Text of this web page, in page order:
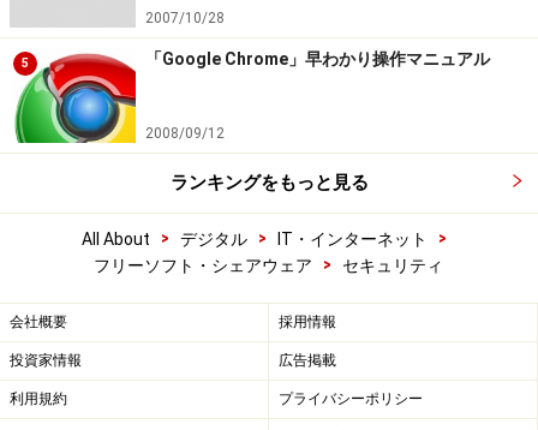
2007/10/28
5 「Google Chrome」早わかり操作マニュアル
2008/09/12
ランキングをもっと見る
All About > デジタル > IT・インターネット
>
フリーソフト・シェアウェア
> セキュリティ
会社概要 採用情報
投資家情報 広告掲載
利用規約 プライバシーポリシー